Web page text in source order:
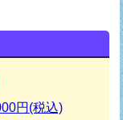
円(税込)